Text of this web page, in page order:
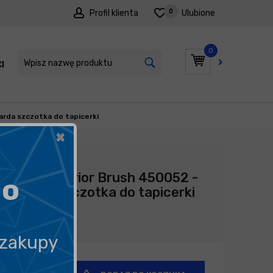
Profil klienta Ulubione
0
0
PROMOCJE
szczotka do tapicerki
Producent: Vikan
Vikan Interior Brush 450052 -
twarda szczotka do tapicerki
27,68zł
×